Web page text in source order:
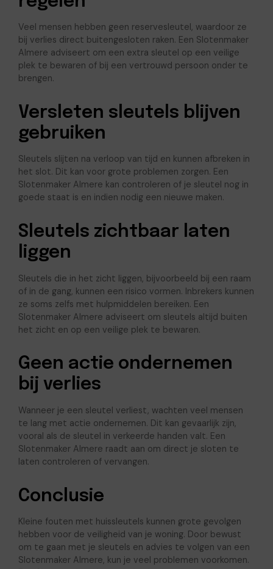
Veel mensen hebben geen reservesleutel, waardoor ze
bij verlies direct buitengesloten raken. Een Slotenmaker
Almere adviseert om een extra sleutel op een veilige
plek te bewaren of bij een vertrouwd persoon onder te
brengen.
Versleten sleutels blijven
gebruiken
Sleutels slijten na verloop van tijd en kunnen afbreken in
het slot. Dit kan voor grote problemen zorgen. Een
Slotenmaker Almere kan controleren of je sleutel nog in
goede staat is en indien nodig een nieuwe maken.
Sleutels zichtbaar laten
liggen
Sleutels die in het zicht liggen, bijvoorbeeld bij een raam
of in de gang, kunnen een risico vormen. Inbrekers kunnen
ze soms zelfs met hulpmiddelen bereiken. Een
Slotenmaker Almere adviseert om sleutels altijd buiten
het zicht en op een veilige plek te bewaren.
Geen actie ondernemen
bij verlies
Wanneer je een sleutel verliest, wachten veel mensen
te lang met actie ondernemen. Dit kan gevaarlijk zijn,
vooral als de sleutel in verkeerde handen valt. Een
Slotenmaker Almere raadt aan om direct je sloten te
laten controleren of vervangen.
Conclusie
Kleine fouten met huissleutels kunnen grote gevolgen
hebben voor de veiligheid van je woning. Door bewust
om te gaan met je sleutels en advies te volgen van een
Slotenmaker Almere, kun je veel problemen voorkomen.